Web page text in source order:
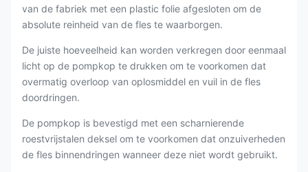
van de fabriek met een plastic folie afgesloten om de
absolute reinheid van de fles te waarborgen.
De juiste hoeveelheid kan worden verkregen door eenmaal
licht op de pompkop te drukken om te voorkomen dat
overmatig overloop van oplosmiddel en vuil in de fles
doordringen.
De pompkop is bevestigd met een scharnierende
roestvrijstalen deksel om te voorkomen dat onzuiverheden
de fles binnendringen wanneer deze niet wordt gebruikt.